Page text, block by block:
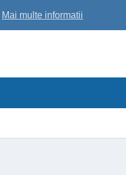
Mai multe informatii